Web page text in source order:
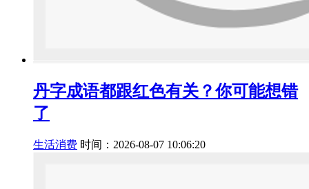
丹字成语都跟红色有关？你可能想错
了
生活消费 时间：2026-08-07 10:06:20